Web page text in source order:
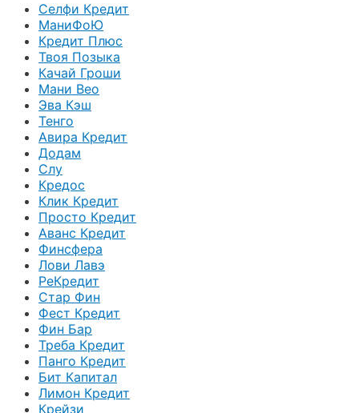
Селфи Кредит
МаниФоЮ
Кредит Плюс
Твоя Позыка
Качай Гроши
Мани Вео
Эва Кэш
Тенго
Авира Кредит
Додам
Слу
Кредос
Клик Кредит
Просто Кредит
Аванс Кредит
Финсфера
Лови Лавэ
РеКредит
Стар Фин
Фест Кредит
Фин Бар
Треба Кредит
Панго Кредит
Бит Капитал
Лимон Кредит
Крейзи